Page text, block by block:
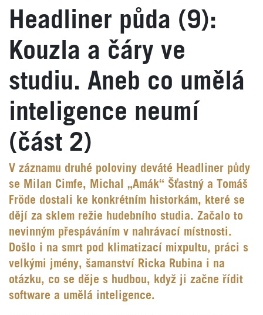
Headliner půda (9):
Kouzla a čáry ve
studiu. Aneb co umělá
inteligence neumí
(část 2)
V záznamu druhé poloviny deváté Headliner půdy
se Milan Cimfe, Michal „Amák“ Šťastný a Tomáš
Fröde dostali ke konkrétním historkám, které se
dějí za sklem režie hudebního studia. Začalo to
nevinným přespáváním v nahrávací místnosti.
Došlo i na smrt pod klimatizací mixpultu, práci s
velkými jmény, šamanství Ricka Rubina i na
otázku, co se děje s hudbou, když ji začne řídit
software a umělá inteligence.